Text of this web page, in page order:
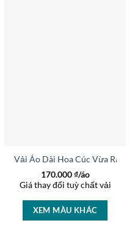
27237Vải Áo Dài Hoa Cúc Vừa Ra
170.000₫/áo
Giá thay đổi tuỳ chất vải
XEM MÀU KHÁC